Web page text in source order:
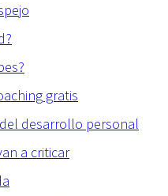
gratis
desarrollo personal
a criticar